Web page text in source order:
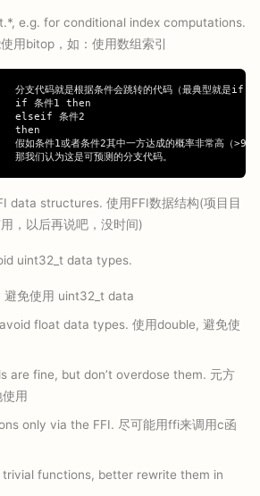
e.g. for conditional index computations.
用bitop，如：使用数组索引
分支代码就是根据条件会跳转的代码（最典型就是
if 条件1 then
elseif 条件2
then
假如条件1或者条件2其中一方达成的概率非常高（
data structures. 使用FFI数据结构(项目目
，以后再说吧，没时间)
uint32_t data types.
避免使用 uint32_t data
float data types. 使用double, 避免使
are fine, but don’t overdose them. 元方
用
only via the FFI. 尽可能用ffi来调用c函
trivial functions, better rewrite them in